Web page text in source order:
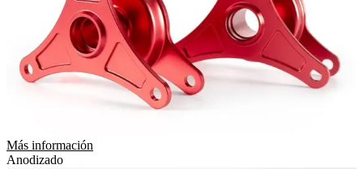
Más información
Anodizado